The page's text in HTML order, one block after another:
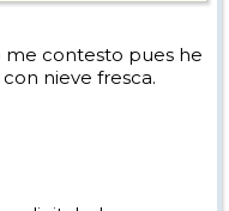
contesto pues he
nieve fresca.